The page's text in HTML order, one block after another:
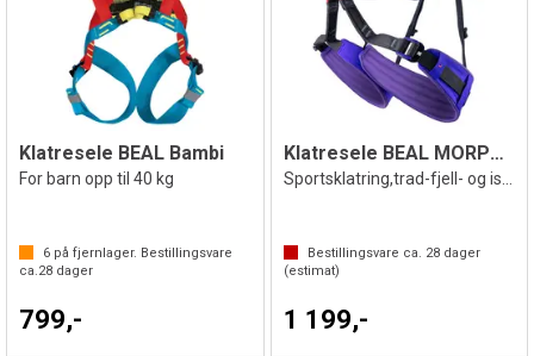
Klatresele BEAL Bambi
For barn opp til 40 kg
6 på fjernlager. Bestillingsvare
ca.28 dager
799,-
Klatresele BEAL MORPHEUS
Bestillingsvare ca. 28dager
(estimat)
1 199,-